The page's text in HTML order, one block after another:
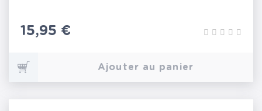
Prix
15,95 €
Ajouter au panier